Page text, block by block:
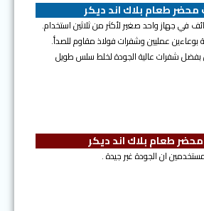
محضر طعام بلاك اند ديكر
جهاز واحد صغير لأكثر من ثلاثين استخدام.
عمليين وشفرات فولاذ مقاوم للصدأ.
بفضل شفرات عالية الجودة لخلط سلس طويل
طعام بلاك اند ديكر
ان الجودة غير جيدة .